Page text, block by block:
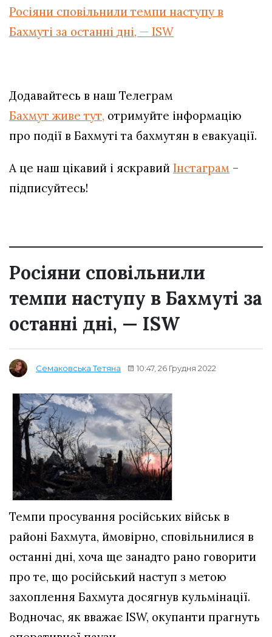
Росіяни сповільнили темпи наступу в
Бахмуті за останні дні, — ISW
Додавайтесь в наш Телеграм
Бахмут живе тут, отримуйте інформацію
про події в Бахмуті та бахмутян в евакуації.
А це наш цікавий і яскравий Інстаграм –
підписуйтесь!
Росіяни сповільнили
темпи наступу в Бахмуті за
останні дні, — ISW
Семаковська Тетяна 10:47, 26 Грудня 2022
Темпи просування російських військ в
районі Бахмута, ймовірно, сповільнилися в
останні дні, хоча ще занадто рано говорити
про те, що російський наступ з метою
захоплення Бахмута досягнув кульмінації.
Водночас, як вважає ISW, окупанти прагнуть